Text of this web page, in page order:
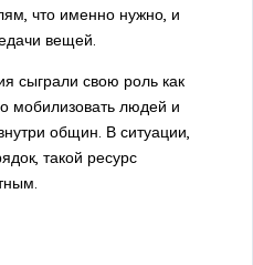
что именно нужно, и
вещей.
сыграли свою роль как
мобилизовать людей и
общин. В ситуации,
такой ресурс